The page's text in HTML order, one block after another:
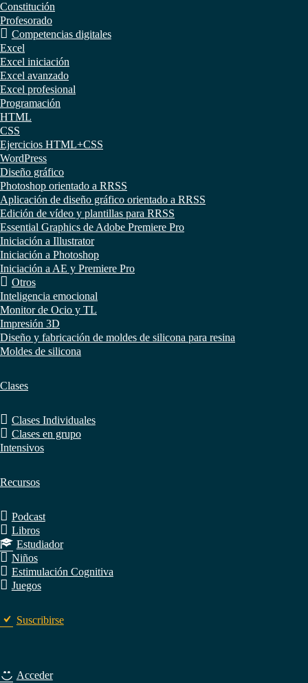
Constitución
Profesorado
Competencias digitales
Excel
Excel iniciación
Excel avanzado
Excel profesional
Programación
HTML
CSS
Ejercicios HTML+CSS
WordPress
Diseño gráfico
Photoshop orientado a RRSS
Aplicación de diseño gráfico orientado a RRSS
Edición de vídeo y plantillas para RRSS
Essential Graphics de Adobe Premiere Pro
Iniciación a Illustrator
Iniciación a Photoshop
Iniciación a AE y Premiere Pro
Otros
Inteligencia emocional
Monitor de Ocio y TL
Impresión 3D
Diseño y fabricación de moldes de silicona para resina
Moldes de silicona
Clases
Clases Individuales
Clases en grupo
Intensivos
Recursos
Podcast
Libros
Estudiador
Niños
Estimulación Cognitiva
Juegos
Suscribirse
Acceder